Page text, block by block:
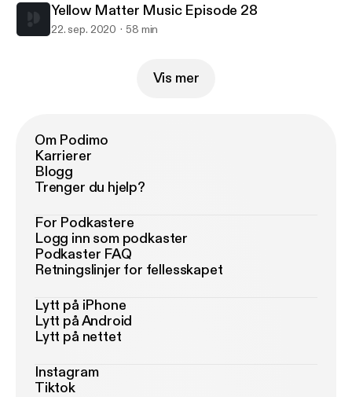
Yellow Matter Music Episode 28
22. sep. 2020 58 min
Vis mer
Om Podimo
Karrierer
Blogg
Trenger du hjelp?
For Podkastere
Logg inn som podkaster
Podkaster FAQ
Retningslinjer for fellesskapet
Lytt på iPhone
Lytt på Android
Lytt på nettet
Instagram
Tiktok